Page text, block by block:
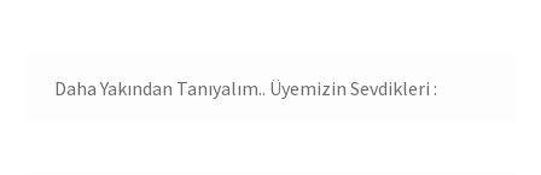
Daha Yakından Tanıyalım.. Üyemizin Sevdikleri :